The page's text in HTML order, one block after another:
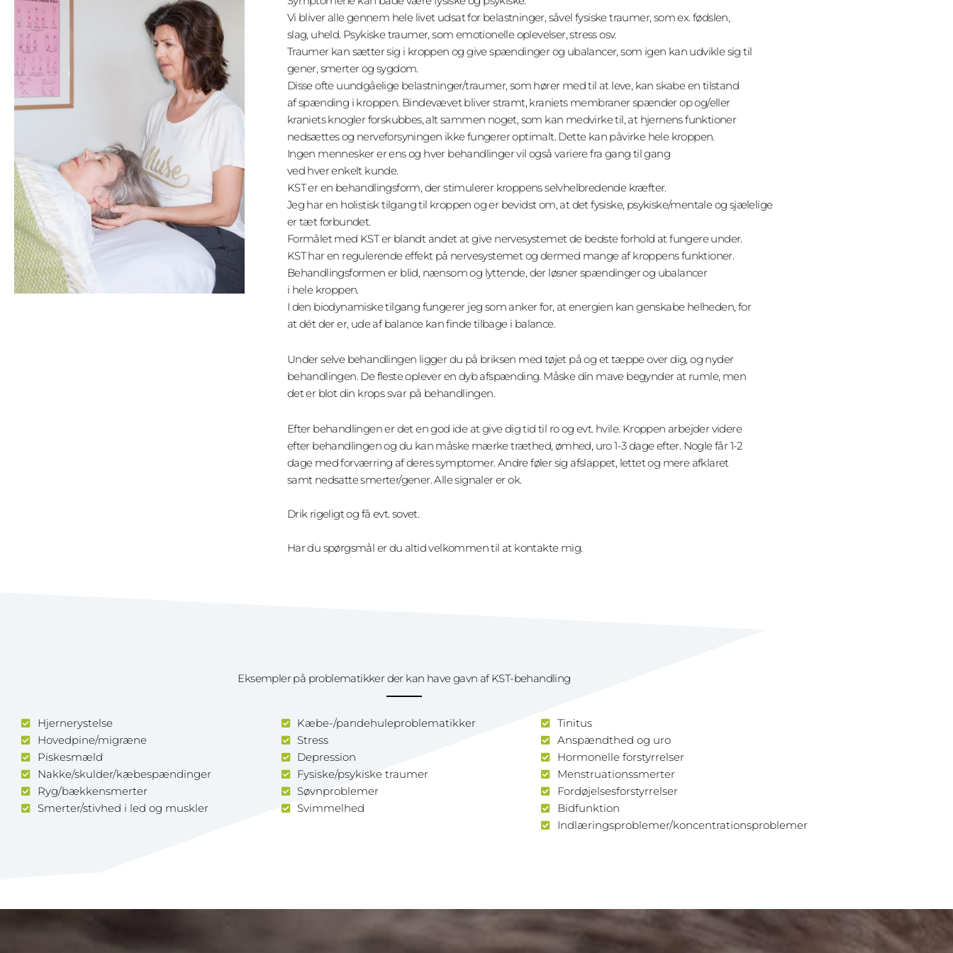
Vi bliver alle gennem hele livet udsat for belastninger, såvel fysiske traumer, som ex. fødslen,
slag, uheld. Psykiske traumer, som emotionelle oplevelser, stress osv.
Traumer kan sætter sig i kroppen og give spændinger og ubalancer, som igen kan udvikle sig til
gener, smerter og sygdom.
Disse ofte uundgåelige belastninger/traumer, som hører med til at leve, kan skabe en tilstand
af spænding i kroppen. Bindevævet bliver stramt, kraniets membraner spænder op og/eller
kraniets knogler forskubbes, alt sammen noget, som kan medvirke til, at hjernens funktioner
nedsættes og nerveforsyningen ikke fungerer optimalt. Dette kan påvirke hele kroppen.
Ingen mennesker er ens og hver behandlinger vil også variere fra gang til gang
ved hver enkelt kunde.
KST er en behandlingsform, der stimulerer kroppens selvhelbredende kræfter.
Jeg har en holistisk tilgang til kroppen og er bevidst om, at det fysiske, psykiske/mentale og sjælelige
er tæt forbundet.
Formålet med KST er blandt andet at give nervesystemet de bedste forhold at fungere under.
KST har en regulerende effekt på nervesystemet og dermed mange af kroppens funktioner.
Behandlingsformen er blid, nænsom og lyttende, der løsner spændinger og ubalancer
i hele kroppen.
I den biodynamiske tilgang fungerer jeg som anker for, at energien kan genskabe helheden, for
at dét der er, ude af balance kan finde tilbage i balance.
Under selve behandlingen ligger du på briksen med tøjet på og et tæppe over dig, og nyder
behandlingen. De fleste oplever en dyb afspænding. Måske din mave begynder at rumle, men
det er blot din krops svar på behandlingen.
Efter behandlingen er det en god ide at give dig tid til ro og evt. hvile. Kroppen arbejder videre
efter behandlingen og du kan måske mærke træthed, ømhed, uro 1-3 dage efter. Nogle får 1-2
dage med forværring af deres symptomer. Andre føler sig afslappet, lettet og mere afklaret
samt nedsatte smerter/gener. Alle signaler er ok.
Drik rigeligt og få evt. sovet.
Har du spørgsmål er du altid velkommen til at kontakte mig.
Eksempler på problematikker der kan have gavn af KST-behandling
Hjernerystelse
Hovedpine/migræne
Piskesmæld
Nakke/skulder/kæbespændinger
Ryg/bækkensmerter
Smerter/stivhed i led og muskler
Kæbe-/pandehuleproblematikker
Stress
Depression
Fysiske/psykiske traumer
Søvnproblemer
Svimmelhed
Tinitus
Anspændthed og uro
Hormonelle forstyrrelser
Menstruationssmerter
Fordøjelsesforstyrrelser
Bidfunktion
Indlæringsproblemer/koncentrationsproblemer